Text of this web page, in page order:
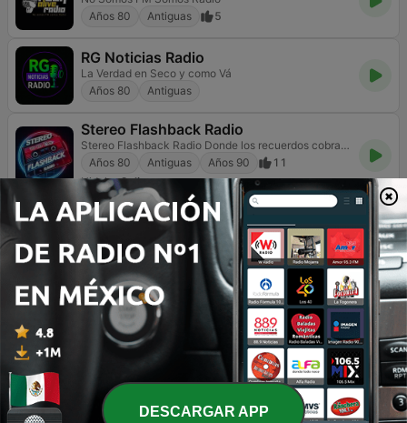
Años 80
Antiguas 5
RG Noticias Radio
La Verdad en Seco y como Vá
Años 80
Antiguas
Stereo Flashback Radio
Stereo Flashback Radio Donde los recuerdos cobran vida
Años 80
Antiguas Años 90
11
HidalgoOnline
Página de
10
< > >>
TOP CANCIONES
1 Outro
M83
2 Medía Naranja DESCARGAR APP